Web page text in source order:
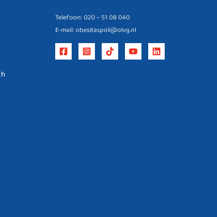
Telefoon: 020 – 51 08 040
E-mail: obesitaspoli@olvg.nl